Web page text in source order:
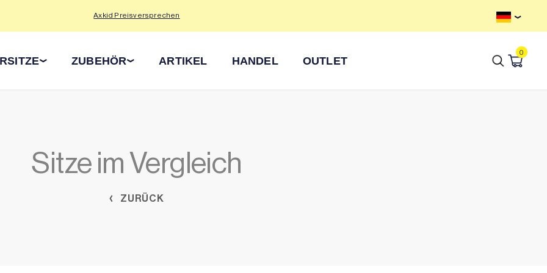
Axkid Preisversprechen
ZUBEHÖR ARTIKEL HANDEL OUTLET
0
Sitze im Vergleich
ZURÜCK